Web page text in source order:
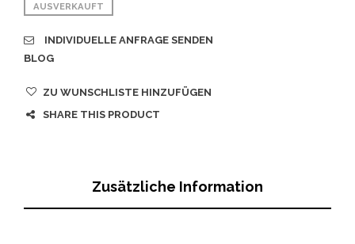
AUSVERKAUFT
INDIVIDUELLE ANFRAGE SENDEN
BLOG
ZU WUNSCHLISTE HINZUFÜGEN
SHARE THIS PRODUCT
Zusätzliche Information